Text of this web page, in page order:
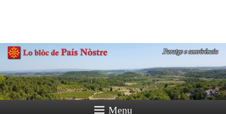
Paratge e Convivència
Menu